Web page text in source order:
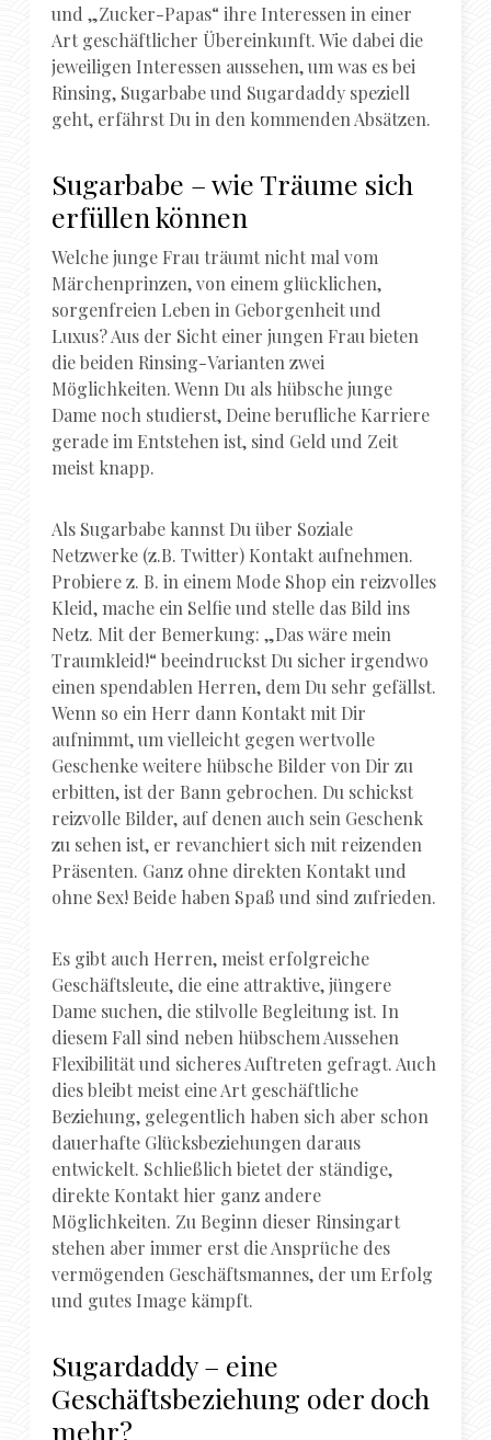
und „Zucker-Papas“ ihre Interessen in einer
Art geschäftlicher Übereinkunft. Wie dabei die
jeweiligen Interessen aussehen, um was es bei
Rinsing, Sugarbabe und Sugardaddy speziell
geht, erfährst Du in den kommenden Absätzen.
Sugarbabe – wie Träume sich
erfüllen können
Welche junge Frau träumt nicht mal vom
Märchenprinzen, von einem glücklichen,
sorgenfreien Leben in Geborgenheit und
Luxus? Aus der Sicht einer jungen Frau bieten
die beiden Rinsing-Varianten zwei
Möglichkeiten. Wenn Du als hübsche junge
Dame noch studierst, Deine berufliche Karriere
gerade im Entstehen ist, sind Geld und Zeit
meist knapp.
Als Sugarbabe kannst Du über Soziale
Netzwerke (z.B. Twitter) Kontakt aufnehmen.
Probiere z. B. in einem Mode Shop ein reizvolles
Kleid, mache ein Selfie und stelle das Bild ins
Netz. Mit der Bemerkung: „Das wäre mein
Traumkleid!“ beeindruckst Du sicher irgendwo
einen spendablen Herren, dem Du sehr gefällst.
Wenn so ein Herr dann Kontakt mit Dir
aufnimmt, um vielleicht gegen wertvolle
Geschenke weitere hübsche Bilder von Dir zu
erbitten, ist der Bann gebrochen. Du schickst
reizvolle Bilder, auf denen auch sein Geschenk
zu sehen ist, er revanchiert sich mit reizenden
Präsenten. Ganz ohne direkten Kontakt und
ohne Sex! Beide haben Spaß und sind zufrieden.
Es gibt auch Herren, meist erfolgreiche
Geschäftsleute, die eine attraktive, jüngere
Dame suchen, die stilvolle Begleitung ist. In
diesem Fall sind neben hübschem Aussehen
Flexibilität und sicheres Auftreten gefragt. Auch
dies bleibt meist eine Art geschäftliche
Beziehung, gelegentlich haben sich aber schon
dauerhafte Glücksbeziehungen daraus
entwickelt. Schließlich bietet der ständige,
direkte Kontakt hier ganz andere
Möglichkeiten. Zu Beginn dieser Rinsingart
stehen aber immer erst die Ansprüche des
vermögenden Geschäftsmannes, der um Erfolg
und gutes Image kämpft.
Sugardaddy – eine
Geschäftsbeziehung oder doch
mehr?